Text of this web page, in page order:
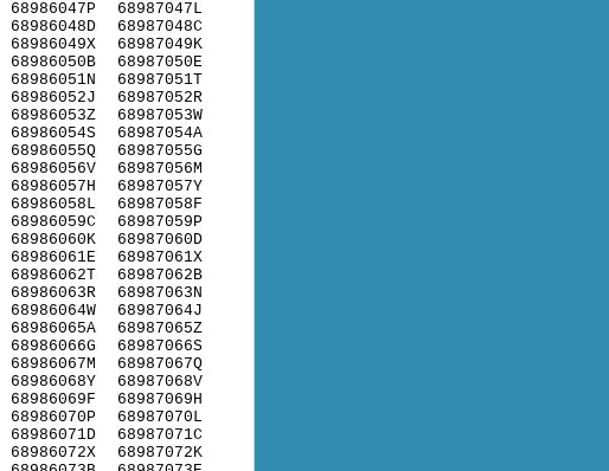
68986047P
68986048D
68986049X
68986050B
68986051N
68986052J
68986053Z
68986054S
68986055Q
68986056V
68986057H
68986058L
68986059C
68986060K
68986061E
68986062T
68986063R
68986064W
68986065A
68986066G
68986067M
68986068Y
68986069F
68986070P
68986071D
68986072X
68987047L
68987048C
68987049K
68987050E
68987051T
68987052R
68987053W
68987054A
68987055G
68987056M
68987057Y
68987058F
68987059P
68987060D
68987061X
68987062B
68987063N
68987064J
68987065Z
68987066S
68987067Q
68987068V
68987069H
68987070L
68987071C
68987072K